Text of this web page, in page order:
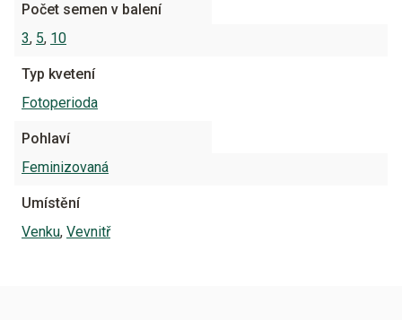
Počet semen v balení
3, 5, 10
Typ kvetení
Fotoperioda
Pohlaví
Feminizovaná
Umístění
Venku, Vevnitř